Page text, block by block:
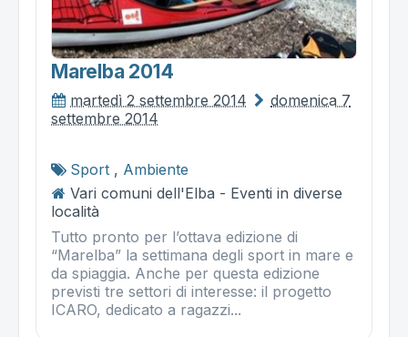
Marelba 2014
martedì 2 settembre 2014
domenica 7
settembre 2014
Sport , Ambiente
Vari comuni dell'Elba - Eventi in diverse
località
Tutto pronto per l’ottava edizione di
“Marelba” la settimana degli sport in mare e
da spiaggia. Anche per questa edizione
previsti tre settori di interesse: il progetto
ICARO, dedicato a ragazzi...